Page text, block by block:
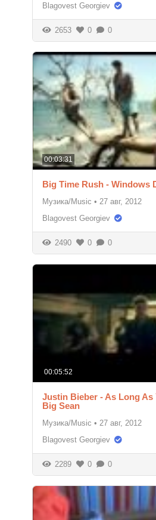
Blagovest Georgiev
2653 0 0
00:03:31
Big Time Rush - Windows
Музика/Music • 27 авг, 2012
Blagovest Georgiev
2490 0 0
00:05:52
Justin Bieber - As Long As
Big Sean
Музика/Music • 27 авг, 2012
Blagovest Georgiev
2289 0 0